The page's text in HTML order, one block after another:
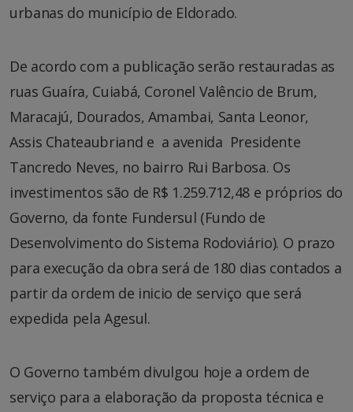
urbanas do município de Eldorado.
De acordo com a publicação serão restauradas as
ruas Guaíra, Cuiabá, Coronel Valêncio de Brum,
Maracajú, Dourados, Amambai, Santa Leonor,
Assis Chateaubriand e a avenida Presidente
Tancredo Neves, no bairro Rui Barbosa. Os
investimentos são de R$ 1.259.712,48 e próprios do
Governo, da fonte Fundersul (Fundo de
Desenvolvimento do Sistema Rodoviário). O prazo
para execução da obra será de 180 dias contados a
partir da ordem de inicio de serviço que será
expedida pela Agesul.
O Governo também divulgou hoje a ordem de
serviço para a elaboração da proposta técnica e